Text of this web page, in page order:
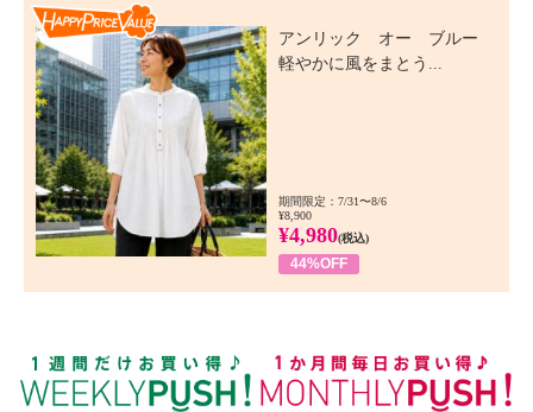
アンリック オー ブルー
軽やかに風をまとう...
期間限定：7/31〜8/6
¥8,900
¥4,980(税込)
44%OFF